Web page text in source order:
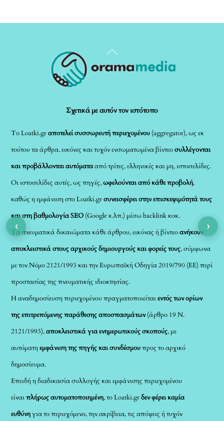
Back
To
Σχετικά με αυτόν τον ιστότοπο
Το Loatki.grαποτελεί συσσωρευτή περιεχομένου (aggregator), ως εκ
τούτου τα άρθρα, εικόνες και τυχόν ενσωματωμένα βίντεοσυλλέγονται
και προβάλλονται αυτόματααπό τρίτες, ελληνικές και μη, ιστοσελίδες.
Οι ιστοσελίδες αυτές, ως πηγές,ωφελούνται από κάθε προβολή,
καθώς η εμφάνιση στο Loatki.grσυνεισφέρει στην επισκεψιμότητά τους
και στη βαθμολογία SEO (Google κ.λπ.) μέσω backlink κοκ.
Τα πνευματικά δικαιώματα κάθε άρθρου, εικόνας ή βίντεοανήκουν
αποκλειστικά στους αρχικούς δημιουργούς και φορείς τους, σύμφωνα
με τον Νόμο 2121/1993 και την Ευρωπαϊκή Οδηγία 2019/790 (ΕΕ) περί
προστασίας της πνευματικής ιδιοκτησίας.
Η αναδημοσίευση περιεχομένου πραγματοποιείταιεντός των ορίων
της επιτρεπόμενης παράθεσης αποσπασμάτων(άρθρο 19 Ν.
2121/1993),αποκλειστικά για ενημερωτικούς σκοπούς, με
αυτόματηεμφάνιση της πηγής και συνδέσμουπρος το αρχικό
δημοσίευμα.
Επειδή η διαδικασία συλλογής και εμφάνισης περιεχομένου
είναιπλήρως αυτοματοποιημένη, το Loatki.grδεν φέρει καμία
ευθύνηγια το περιεχόμενο, την ακρίβεια, τις απόψεις ή τυχόν
‹ ›